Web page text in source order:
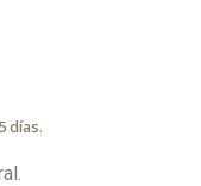
días.